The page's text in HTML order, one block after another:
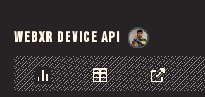
WebXR Device API
Chart Data Share